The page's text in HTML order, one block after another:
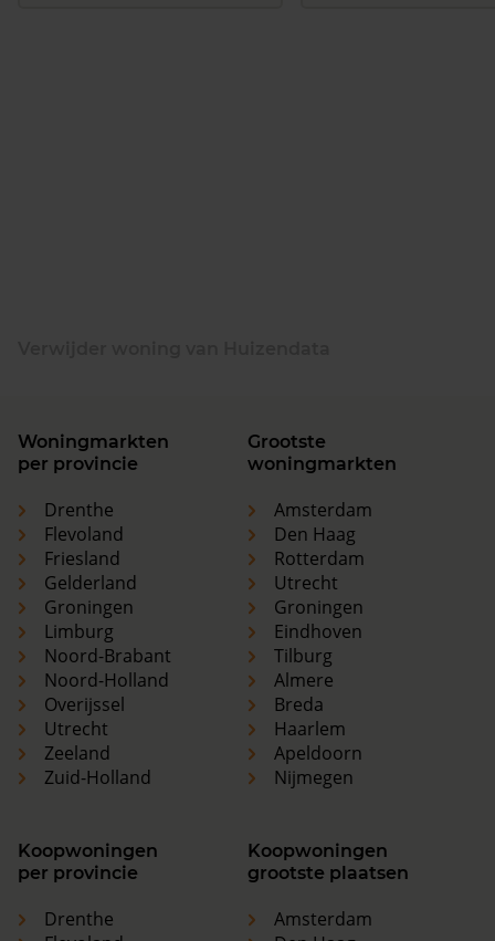
Woningmarkten
per provincie
Drenthe
Flevoland
Friesland
Gelderland
Groningen
Limburg
Noord-Brabant
Noord-Holland
Overijssel
Utrecht
Zeeland
Zuid-Holland
Grootste
woningmarkten
Amsterdam
Den Haag
Rotterdam
Utrecht
Groningen
Eindhoven
Tilburg
Almere
Breda
Haarlem
Apeldoorn
Nijmegen
Koopwoningen
per provincie
Drenthe
Koopwoningen
grootste plaatsen
Amsterdam